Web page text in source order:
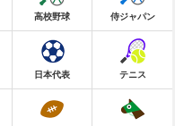
高校野球 侍ジャパン
日本代表 テニス